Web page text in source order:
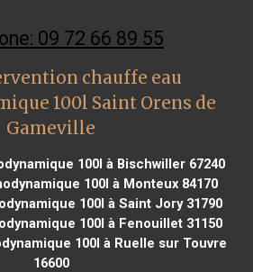
09 72 66 89 55
chauffe eau
100l Saint Orens de
Gameville
100l à Bischwiller 67240
100l à Monteux 84170
100l à Saint Jory 31790
100l à Fenouillet 31150
100l à Ruelle sur Touvre
16600